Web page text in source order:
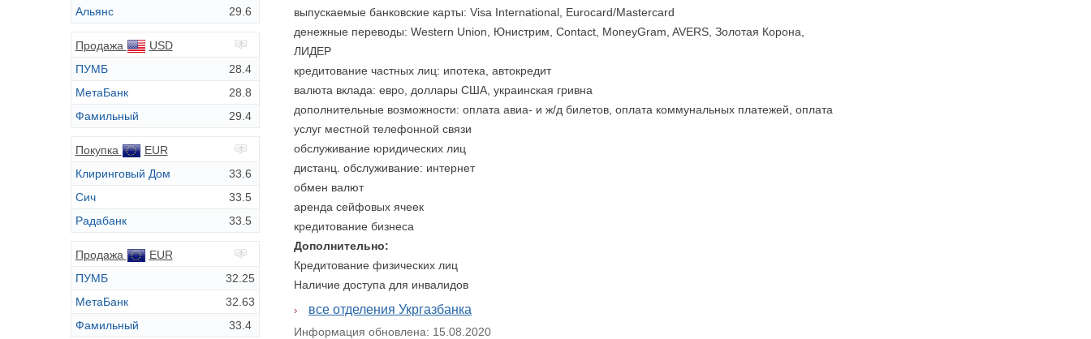
Альянс
29.6
Продажа
USD
ПУМБ
28.4
МетаБанк
28.8
Фамильный
29.4
Покупка
EUR
Клиринговый Дом
33.6
Сич
33.5
Радабанк
33.5
Продажа
EUR
ПУМБ
32.25
МетаБанк
32.63
Фамильный
33.4
выпускаемые банковские карты: Visa International, Eurocard/Mastercard
денежные переводы: Western Union, Юнистрим, Contact, MoneyGram, AVERS, Золотая Корона,
ЛИДЕР
кредитование частных лиц: ипотека, автокредит
валюта вклада: евро, доллары США, украинская гривна
дополнительные возможности: оплата авиа- и ж/д билетов, оплата коммунальных платежей, оплата
услуг местной телефонной связи
обслуживание юридических лиц
дистанц. обслуживание: интернет
обмен валют
аренда сейфовых ячеек
кредитование бизнеса
Дополнительно:
Кредитование физических лиц
Наличие доступа для инвалидов
все отделения Укргазбанка
Информация обновлена: 15.08.2020